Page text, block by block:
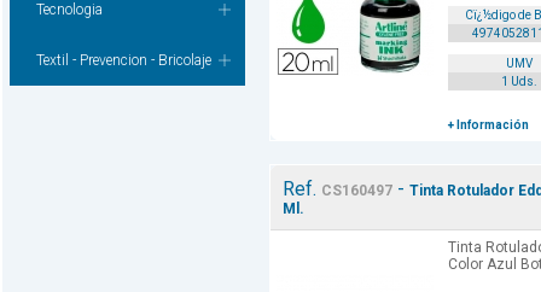
Tecnologia
Textil - Prevencion - Bricolaje
Cï¿½digo de
UMV
1 Uds.
+ Información
Ref. CS160497- Tinta Rotulador
Ml.
Tinta
Color Azul